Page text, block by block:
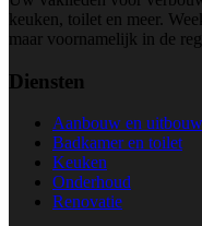
keuken, toilet en meer.
maar voornamelijk in de
Diensten
Aanbouw en uitbouw
Badkamer en toilet
Keuken
Onderhoud
Renovatie